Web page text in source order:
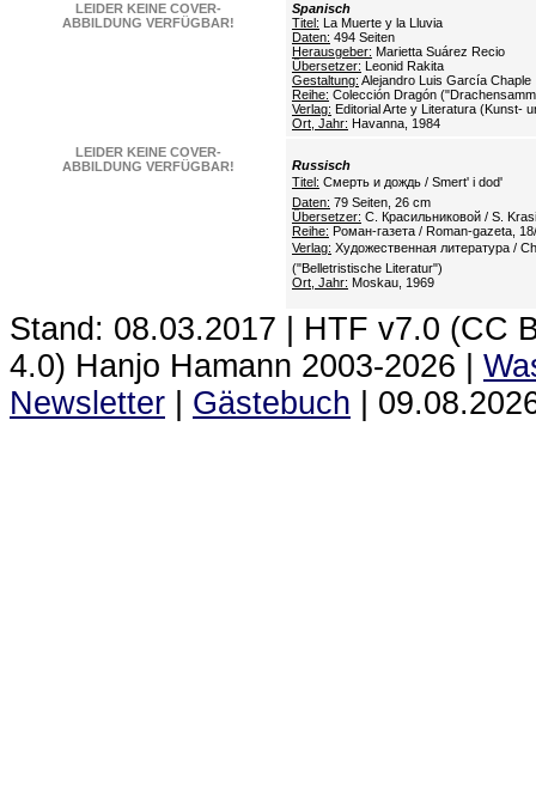
LEIDER KEINE COVER-
ABBILDUNG VERFÜGBAR!
Spanisch
Titel: La Muerte y la Lluvia
Daten: 494 Seiten
Herausgeber: Marietta Suárez Recio
Übersetzer: Leonid Rakita
Gestaltung: Alejandro Luis García Chaple
Reihe: Colección Dragón
Verlag: Editorial Arte y Literatura (Kunst-
Ort, Jahr: Havanna, 1984
LEIDER KEINE COVER-
ABBILDUNG VERFÜGBAR!
Russisch
Titel: Смерть и дождь / Smert' i dod'
Daten: 79 Seiten, 26 cm
Übersetzer: С. Красильниковой / S.
Reihe: Роман-газета / Roman-gazeta,
Verlag: Художественная литература /
("Belletristische Literatur")
Ort, Jahr: Moskau, 1969
Stand: 08.03.2017 | HTF v7.0 (CC
4.0) Hanjo Hamann 2003‑2026 |
Newsletter
Gästebuch